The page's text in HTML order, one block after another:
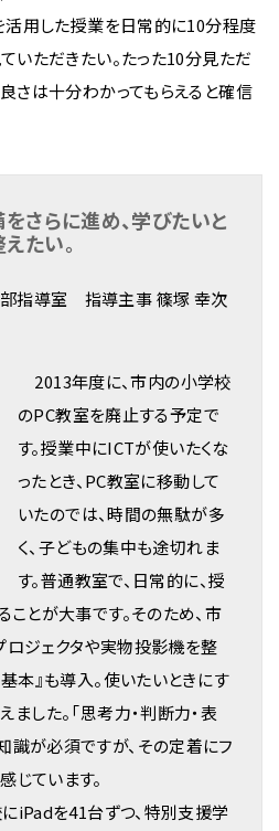
活用した授業を日常的に10分程度
いただきたい。たった10分見ただ
さは十分わかってもらえると確信
さらに進め、学びたいと
たい。
指導室 指導主事 篠塚 幸次
2013年度に、市内の小学校
のPC教室を廃止する予定で
す。授業中にICTが使いたくな
ったとき、PC教室に移動して
いたのでは、時間の無駄が多
く、子どもの集中も途切れま
す。普通教室で、日常的に、授
ことが大事です。そのため、市
ロジェクタや実物投影機を整
基本』も導入。使いたいときにす
した。「思考力・判断力・表
識が必須ですが、その定着にフ
じています。
iPadを41台ずつ、特別支援学